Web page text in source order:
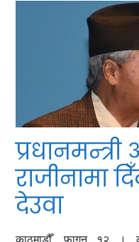
राजीनामा
देउवा
काठमाडौँ, फागुन १२ ।